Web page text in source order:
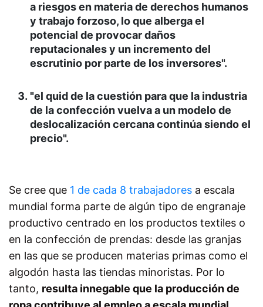
a riesgos en materia de derechos humanos
y trabajo forzoso, lo que alberga el
potencial de provocar daños
reputacionales y un incremento del
escrutinio por parte de los inversores".
"el quid de la cuestión para que la industria
de la confección vuelva a un modelo de
deslocalización cercana continúa siendo el
precio".
Se cree que 1 de cada 8 trabajadores a escala
mundial forma parte de algún tipo de engranaje
productivo centrado en los productos textiles o
en la confección de prendas: desde las granjas
en las que se producen materias primas como el
algodón hasta las tiendas minoristas. Por lo
tanto, resulta innegable que la producción de